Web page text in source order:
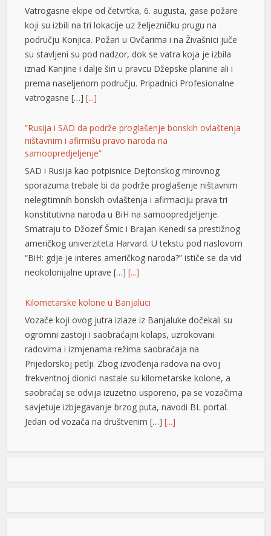
Vatrogasne ekipe od četvrtka, 6. augusta, gase požare
koji su izbili na tri lokacije uz željezničku prugu na
području Konjica. Požari u Ovčarima i na Živašnici juče
su stavljeni su pod nadzor, dok se vatra koja je izbila
iznad Kanjine i dalje širi u pravcu Džepske planine ali i
prema naseljenom području. Pripadnici Profesionalne
vatrogasne […][...]
”Rusija i SAD da podrže proglašenje bonskih ovlaštenja
ništavnim i afirmišu pravo naroda na
samoopredjeljenje”
SAD i Rusija kao potpisnice Dejtonskog mirovnog
sporazuma trebale bi da podrže proglašenje ništavnim
nelegitimnih bonskih ovlaštenja i afirmaciju prava tri
konstitutivna naroda u BiH na samoopredjeljenje.
Smatraju to Džozef Šmic i Brajan Kenedi sa prestižnog
američkog univerziteta Harvard. U tekstu pod naslovom
“BiH: gdje je interes američkog naroda?” ističe se da vid
neokolonijalne uprave […][...]
Kilometarske kolone u Banjaluci
Vozače koji ovog jutra izlaze iz Banjaluke dočekali su
ogromni zastoji i saobraćajni kolaps, uzrokovani
radovima i izmjenama režima saobraćaja na
Prijedorskoj petlji. Zbog izvođenja radova na ovoj
frekventnoj dionici nastale su kilometarske kolone, a
saobraćaj se odvija izuzetno usporeno, pa se vozačima
savjetuje izbjegavanje brzog puta, navodi BL portal.
Jedan od vozača na društvenim […][...]
Pripremite kišobrane: Nakon vrelog dana stižu pljuskovi i
Stanovnike Republike Srpske i Bosne i Hercegovine
u poslijepodnevnim i večernjim časovima u pojedinim